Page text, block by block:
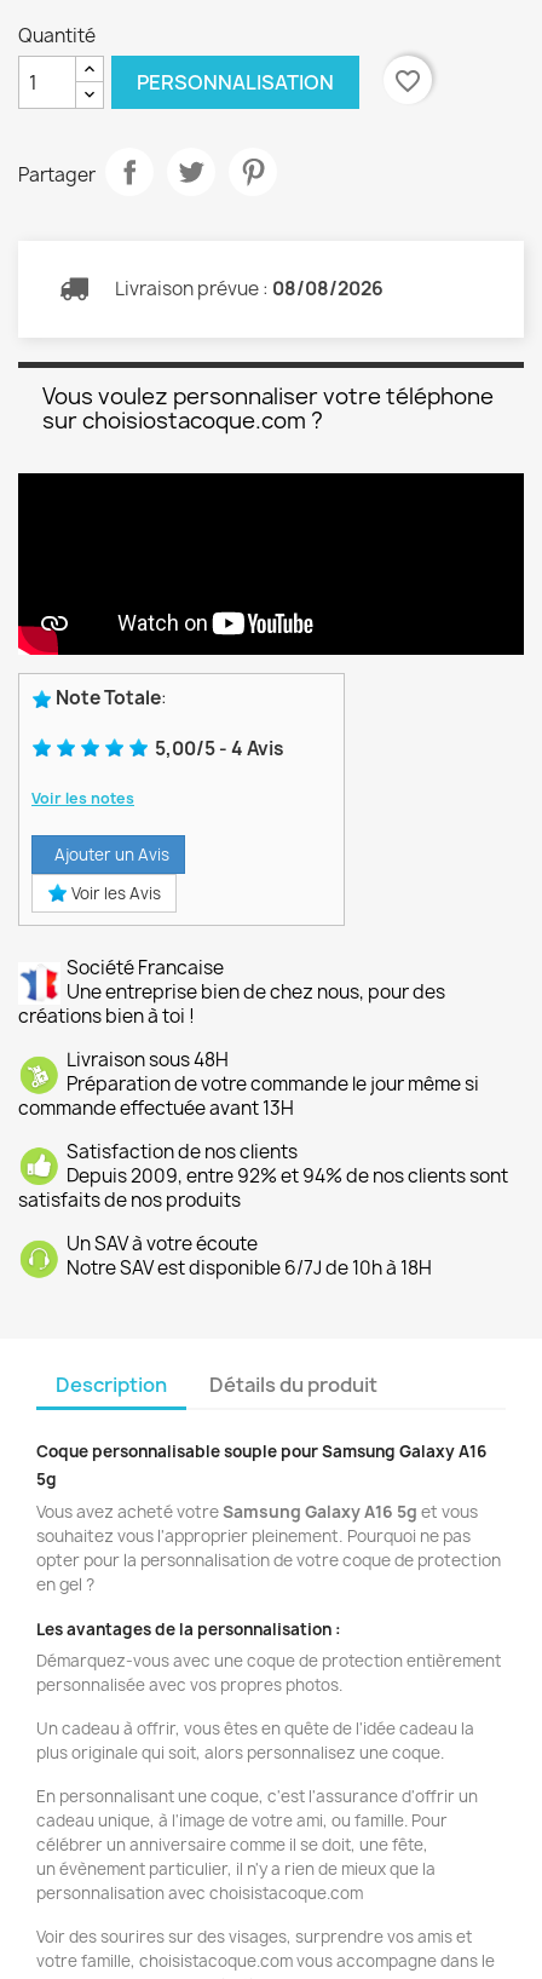
Quantité
PERSONNALISATION favorite_border
Partager
Livraison prévue : 08/08/2026
Vous voulez personnaliser votre téléphone
sur choisiostacoque.com ?
Note Totale:
5,00/5-4Avis
Voir les notes
Ajouter un Avis
Voir les Avis
Société Francaise
Une entreprise bien de chez nous, pour des
créations bien à toi !
Livraison sous 48H
Préparation de votre commande le jour même si
commande effectuée avant 13H
Satisfaction de nos clients
Depuis 2009, entre 92% et 94% de nos clients sont
satisfaits de nos produits
Un SAV à votre écoute
Notre SAV est disponible 6/7J de 10h à 18H
Description Détails du produit
Coque personnalisable souple pour Samsung Galaxy A16
5g
Vous avez acheté votreSamsung Galaxy A16 5g et vous
souhaitez vous l'approprier pleinement. Pourquoi ne pas
opter pour la personnalisation de votre coque de protection
en gel ?
Les avantages de la personnalisation :
Démarquez-vous avec une coque de protection entièrement
personnalisée avec vos propres photos.
Un cadeau à offrir, vous êtes en quête de l'idée cadeau la
plus originale qui soit, alors personnalisez une coque.
En personnalisant une coque, c'est l'assurance d'offrir un
cadeau unique, à l'image de votre ami, ou famille. Pour
célébrer un anniversaire comme il se doit, une fête,
un évènement particulier, il n'y a rien de mieux que la
personnalisation avec choisistacoque.com
Voir des sourires sur des visages, surprendre vos amis et
votre famille, choisistacoque.com vous accompagne dans le